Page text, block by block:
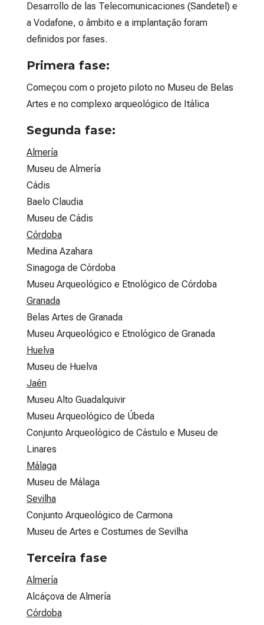
Desarrollo de las Telecomunicaciones (Sandetel) e
a Vodafone, o âmbito e a implantação foram
definidos por fases.
Primera fase:
Começou com o projeto piloto no Museu de Belas
Artes e no complexo arqueológico de Itálica
Segunda fase:
Almería
Museu de Almería
Cádis
Baelo Claudia
Museu de Cádis
Córdoba
Medina Azahara
Sinagoga de Córdoba
Museu Arqueológico e Etnológico de Córdoba
Granada
Belas Artes de Granada
Museu Arqueológico e Etnológico de Granada
Huelva
Museu de Huelva
Jaén
Museu Alto Guadalquivir
Museu Arqueológico de Úbeda
Conjunto Arqueológico de Cástulo e Museu de
Linares
Málaga
Museu de Málaga
Sevilha
Conjunto Arqueológico de Carmona
Museu de Artes e Costumes de Sevilha
Terceira fase
Almería
Alcáçova de Almería
Córdoba